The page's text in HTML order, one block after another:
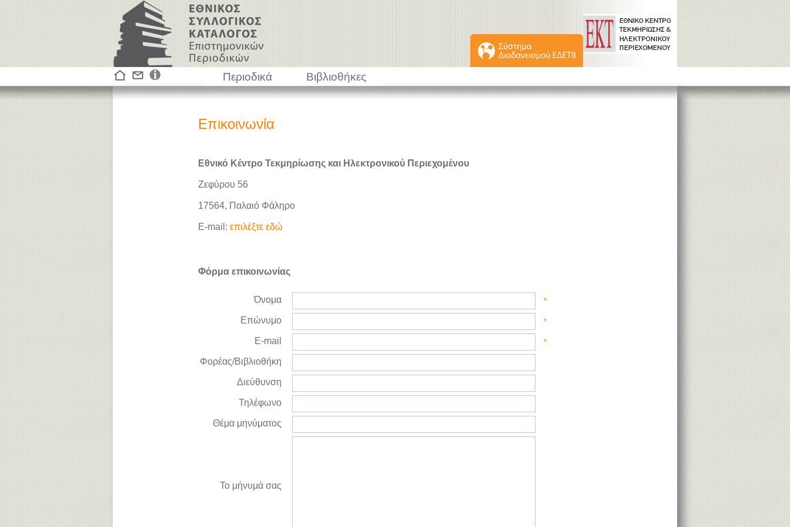
Περιοδικά Βιβλιοθήκες
Επικοινωνία
Εθνικό Κέντρο Τεκμηρίωσης και Ηλεκτρονικού Περιεχομένου
Ζεφύρου 56
17564, Παλαιό Φάληρο
E-mail: επιλέξτε εδώ
Φόρμα επικοινωνίας
Όνομα *
Επώνυμο *
E-mail *
Φορέας/Βιβλιοθήκη
Διεύθυνση
Τηλέφωνο
Θέμα μηνύματος
Το μήνυμά σας